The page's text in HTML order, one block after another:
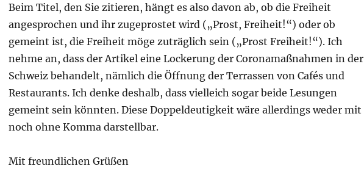
Beim Titel, den Sie zitieren, hängt es also davon ab, ob die Freiheit
angesprochen und ihr zugeprostet wird („Prost, Freiheit!“) oder ob
gemeint ist, die Freiheit möge zuträglich sein („Prost Freiheit!“). Ich
nehme an, dass der Artikel eine Lockerung der Coronamaßnahmen in der
Schweiz behandelt, nämlich die Öffnung der Terrassen von Cafés und
Restaurants. Ich denke deshalb, dass vielleich sogar beide Lesungen
gemeint sein könnten. Diese Doppeldeutigkeit wäre allerdings weder mit
noch ohne Komma darstellbar.
Mit freundlichen Grüßen